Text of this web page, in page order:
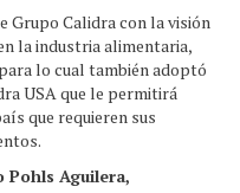
Grupo Calidra con la visión
la industria alimentaria,
lo cual también adoptó
USA que le permitirá
que requieren sus
Pohls Aguilera,